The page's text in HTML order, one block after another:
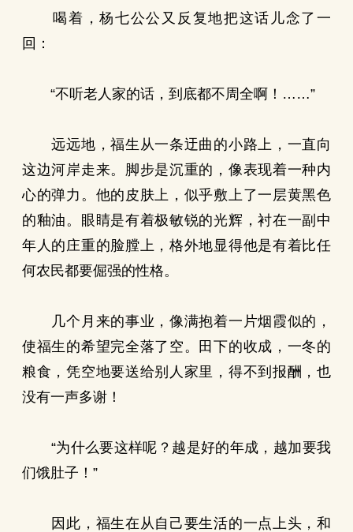
喝着，杨七公公又反复地把这话儿念了一
回：
“不听老人家的话，到底都不周全啊！……”
远远地，福生从一条迂曲的小路上，一直向
这边河岸走来。脚步是沉重的，像表现着一种内
心的弹力。他的皮肤上，似乎敷上了一层黄黑色
的釉油。眼睛是有着极敏锐的光辉，衬在一副中
年人的庄重的脸膛上，格外地显得他是有着比任
何农民都要倔强的性格。
几个月来的事业，像满抱着一片烟霞似的，
使福生的希望完全落了空。田下的收成，一冬的
粮食，凭空地要送给别人家里，得不到报酬，也
没有一声多谢！
“为什么要这样呢？越是好的年成，越加要我
们饿肚子！”
因此，福生在从自己要生活的一点上头，和